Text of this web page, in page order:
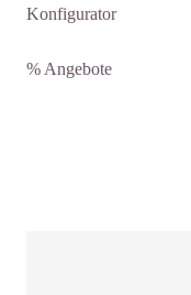
Konfigurator
% Angebote